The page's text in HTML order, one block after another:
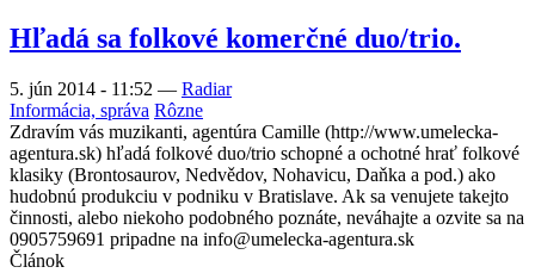
Hľadá sa folkové komerčné duo/trio.
5. jún 2014 - 11:52 — Radiar
Informácia, správa Rôzne
Zdravím vás muzikanti, agentúra Camille (http://www.umelecka-
agentura.sk) hľadá folkové duo/trio schopné a ochotné hrať folkové
klasiky (Brontosaurov, Nedvědov, Nohavicu, Daňka a pod.) ako
hudobnú produkciu v podniku v Bratislave. Ak sa venujete takejto
činnosti, alebo niekoho podobného poznáte, neváhajte a ozvite sa na
0905759691 pripadne na info@umelecka-agentura.sk
Článok